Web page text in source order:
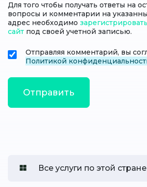
Для того чтобы получать ответы на
вопросы и комментарии на
адрес необходимо
сайт под своей учетной записью.
Отправляя комментарий, вы
Политикой
Все услуги по этой стране